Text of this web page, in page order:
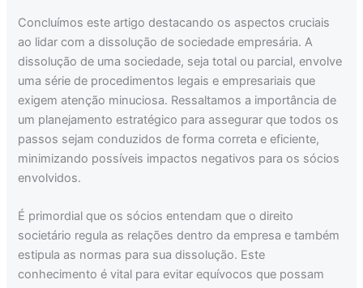
Concluímos este artigo destacando os aspectos cruciais
ao lidar com a dissolução de sociedade empresária. A
dissolução de uma sociedade, seja total ou parcial, envolve
uma série de procedimentos legais e empresariais que
exigem atenção minuciosa. Ressaltamos a importância de
um planejamento estratégico para assegurar que todos os
passos sejam conduzidos de forma correta e eficiente,
minimizando possíveis impactos negativos para os sócios
envolvidos.
É primordial que os sócios entendam que o direito
societário regula as relações dentro da empresa e também
estipula as normas para sua dissolução. Este
conhecimento é vital para evitar equívocos que possam